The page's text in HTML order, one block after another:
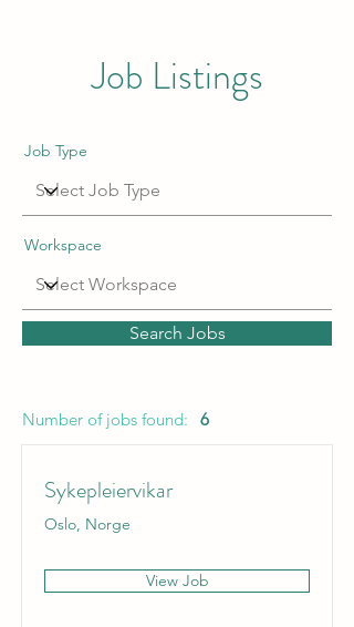
Job Listings
Job Type
Workspace
Search Jobs
Number of jobs found: 6
Sykepleiervikar
Oslo, Norge
View Job